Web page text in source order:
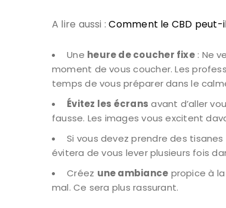
A lire aussi :Comment le CBD peut-
Une heure de coucher fixe: Ne
moment de vous coucher. Les
temps de vous préparer dans le
Évitez les écrans avant d’aller
fausse. Les images vous excitent
Si vous devez prendre des
évitera de vous lever plusieurs fois
Créez une ambiance propice à
mal. Ce sera plus rassurant.